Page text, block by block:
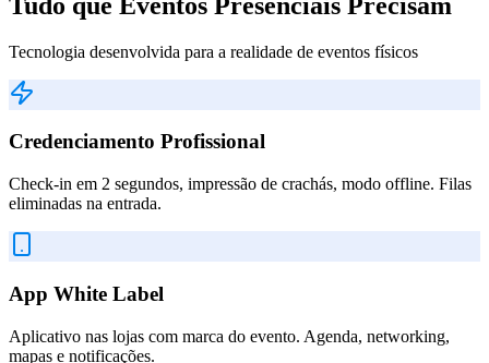
Tecnologia desenvolvida para a realidade de eventos físicos
Credenciamento Profissional
Check-in em 2 segundos, impressão de crachás, modo offline. Filas
eliminadas na entrada.
App White Label
Aplicativo nas lojas com marca do evento. Agenda, networking,
mapas e notificações.